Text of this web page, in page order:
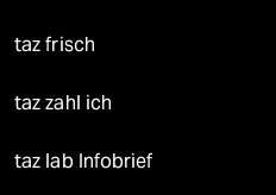
taz frisch
taz zahl ich
taz lab Infobrief